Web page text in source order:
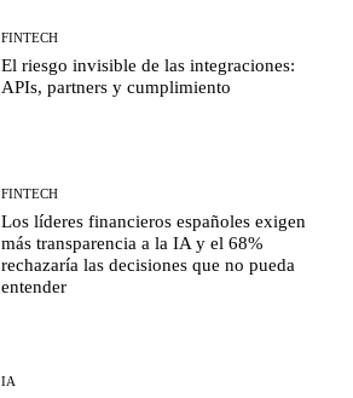
FINTECH
El riesgo invisible de las integraciones:
APIs, partners y cumplimiento
FINTECH
Los líderes financieros españoles exigen
más transparencia a la IA y el 68%
rechazaría las decisiones que no pueda
entender
IA